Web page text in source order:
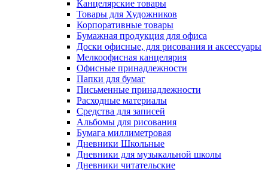
Канцелярские товары
Товары для Художников
Корпоративные товары
Бумажная продукция для офиса
Доски офисные, для рисования и аксессуары
Мелкоофисная канцелярия
Офисные принадлежности
Папки для бумаг
Письменные принадлежности
Расходные материалы
Средства для записей
Альбомы для рисования
Бумага миллиметровая
Дневники Школьные
Дневники для музыкальной школы
Дневники читательские